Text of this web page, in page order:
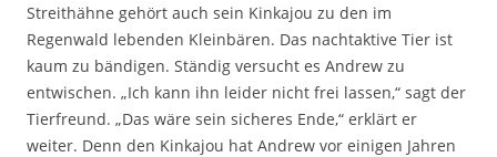
Streithähne gehört auch sein Kinkajou zu den im
Regenwald lebenden Kleinbären. Das nachtaktive Tier ist
kaum zu bändigen. Ständig versucht es Andrew zu
entwischen. „Ich kann ihn leider nicht frei lassen,“ sagt der
Tierfreund. „Das wäre sein sicheres Ende,“ erklärt er
weiter. Denn den Kinkajou hat Andrew vor einigen Jahren